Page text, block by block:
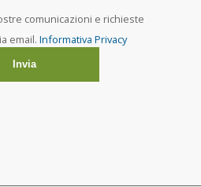
comunicazioni e richieste
email.Informativa Privacy